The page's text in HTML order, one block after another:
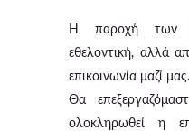
Η παροχή των
εθελοντική, αλλά
επικοινωνία μαζί μας.
Θα
ολοκληρωθεί η